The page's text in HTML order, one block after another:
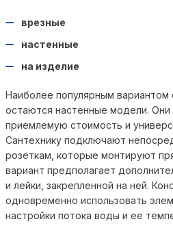
врезные
настенные
на изделие
Наиболее популярным
остаются настенные модели.
приемлемую стоимость и
Сантехнику подключают
розеткам, которые монтируют
вариант предполагает
и лейки, закрепленной на ней.
одновременно использовать
настройки потока воды и ее